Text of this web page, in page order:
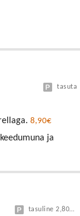
tasuta
8,90€
ja
tasuline 2,80/30min